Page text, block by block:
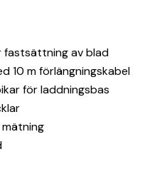
fastsättning av blad
10 m förlängningskabel
för laddningsbas